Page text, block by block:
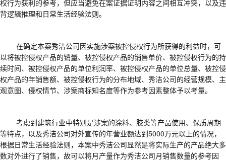
权行为获利的参考，但应当避免在案证据证明内容之间相互冲突，以及违
背逻辑推理和日常生活经验法则。
在确定本案秀洁公司因实施涉案被控侵权行为所获得的利益时，可
以将被控侵权产品的销量、被控侵权产品的销售单价、被控侵权行为的持
续时间、被控侵权产品的单位利润率、被控侵权产品的单位总量、被控侵
权产品的年销售额、被控侵权行为的分布地域、秀洁公司的经营规模、主
观意图、侵权情节、涉案商标知名度等作为参考因素整体予以考量。
考虑到建筑行业中特别是涉案的涂料、胶类等产品使用、保质周期
等特点，以及秀洁公司对外宣传的年营业额达到5000万元以上的情况，
根据日常生活经验法则，本案中秀洁公司显然是将实际生产的产品绝大多
数对外进行了销售，故可以将月产量作为秀洁公司月销售数量的参考因